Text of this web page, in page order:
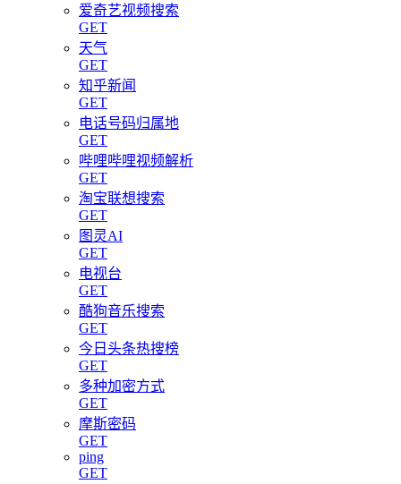
爱奇艺视频搜索
GET
天气
GET
知乎新闻
GET
电话号码归属地
GET
哔哩哔哩视频解析
GET
淘宝联想搜索
GET
图灵AI
GET
电视台
GET
酷狗音乐搜索
GET
今日头条热搜榜
GET
多种加密方式
GET
摩斯密码
GET
ping
GET